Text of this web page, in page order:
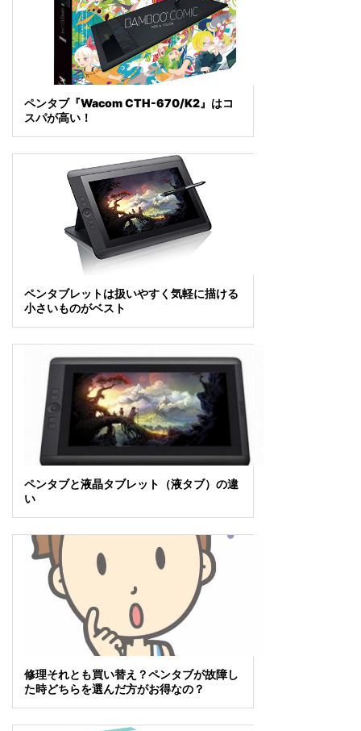
ペンタブ『Wacom CTH-670/K2』はコ
スパが高い！
ペンタブレットは扱いやすく気軽に描ける
小さいものがベスト
ペンタブと液晶タブレット（液タブ）の違
い
修理それとも買い替え？ペンタブが故障し
た時どちらを選んだ方がお得なの？